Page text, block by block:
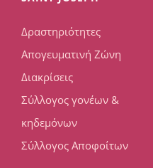
Δραστηριότητες
Απογευματινή Ζώνη
Διακρίσεις
Σύλλογος γονέων &
κηδεμόνων
Σύλλογος Αποφοίτων